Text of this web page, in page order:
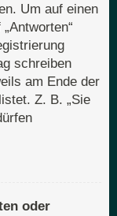
Um auf einen
schreiben
am Ende der
Z. B. „Sie
oder